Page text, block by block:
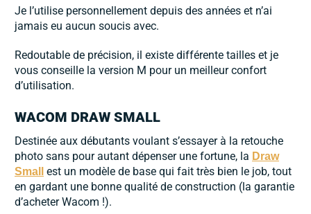
Je l’utilise personnellement depuis des années et n’ai
jamais eu aucun soucis avec.
Redoutable de précision, il existe différente tailles et je
vous conseille la version M pour un meilleur confort
d’utilisation.
WACOM DRAW SMALL
Destinée aux débutants voulant s’essayer à la retouche
photo sans pour autant dépenser une fortune, la Draw
Small
est un modèle de base qui fait très bien le job, tout
en gardant une bonne qualité de construction (la garantie
d’acheter Wacom !).